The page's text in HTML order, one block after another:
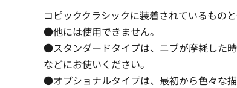
コピッククラシックに装着されているものと
●他には使用できません。
●スタンダードタイプは、ニブが摩耗した
などにお使いください。
●オプショナルタイプは、最初から色々な